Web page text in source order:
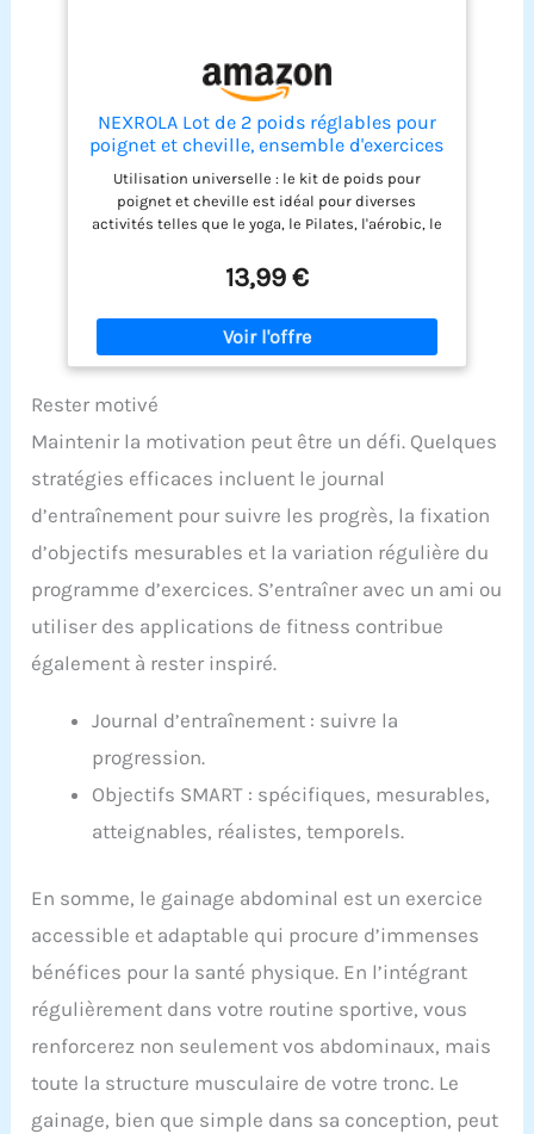
NEXROLA Lot de 2 poids réglables pour
poignet et cheville, ensemble d'exercices
de fitness pour hommes et femmes,
0,45kg / 0.9kg, yoga, Pilates, course,
natation et musculation
Utilisation universelle : le kit de poids pour
poignet et cheville est idéal pour diverses
activités telles que le yoga, le Pilates, l'aérobic, le
être utilisé à la fois sur les mains et les pieds,
augmentant ainsi leur fonctionnalité. Réglable et
confortable : les poids sont équipés de sangles
élastiques avec velcro solide, qui peuvent être
facilement ajustés aux poignets et aux chevilles
sûrs à utiliser. Matériaux de haute qualité :
acier inoxydable, les poids sont résistants à la
sueur, à l'eau et à l'usure. La surface douce est
douce pour la peau et offre un confort même
pendant les entraînements intenses. Léger et
portable : chaque poids pèse 450 g, ce qui vous
permet d'augmenter progressivement l'intensité
de votre entraînement. Avec leur taille compacte
transporter et à ranger. Cadeau idéal : le lot de
poids est un excellent choix pour les personnes
physiquement actives, débutants ou avancées.
hommes et les femmes qui souhaitent améliorer
13,99 €
Rester motivé
Maintenir la motivation peut être un défi. Quelques
stratégies efficaces incluent le journal
d’entraînement pour suivre les progrès, la fixation
d’objectifs mesurables et la variation régulière du
programme d’exercices. S’entraîner avec un ami ou
utiliser des applications de fitness contribue
également à rester inspiré.
Journal d’entraînement : suivre la
progression.
Objectifs SMART : spécifiques, mesurables,
atteignables, réalistes, temporels.
En somme, le gainage abdominal est un exercice
accessible et adaptable qui procure d’immenses
bénéfices pour la santé physique. En l’intégrant
régulièrement dans votre routine sportive, vous
renforcerez non seulement vos abdominaux, mais
toute la structure musculaire de votre tronc. Le
gainage, bien que simple dans sa conception, peut